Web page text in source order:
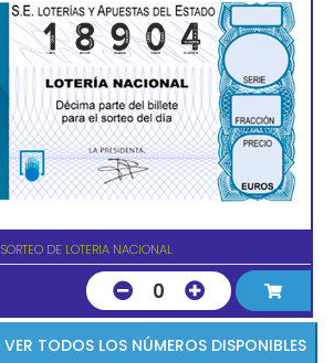
SORTEO DE LOTERIA NACIONAL
0
VER TODOS LOS NÚMEROS DISPONIBLES